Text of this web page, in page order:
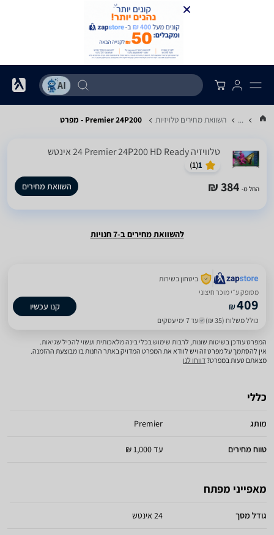
... השוואת מחירים טלויזיות Premier 24P200 - מפרט
טלוויזיה Premier 24P200 HD Ready ‏24 ‏אינטש
1
(
1
)
החל מ- 384 ₪ השוואת מחירים
להשוואת מחירים ב-7 חנויות
ביטחון בשירות
מסופק ע״י מוכר חיצוני
₪409
כולל משלוח (35 ₪) עד 7 ימי עסקים
קנו עכשיו
המפרט עודכן בשיטות שונות, לרבות שימוש בכלי בינה מלאכותית ועשוי להכיל שגיאות.
אין להסתמך על מפרט זה ויש לוודא את המפרט המדויק באתר החנות בו מבוצעת ההזמנה.
מצאתם טעות במפרט?דווחו לנו
כללי
מותג Premier
טווח מחירים עד 1,000 ₪
מאפייני מפתח
גודל מסך 24 אינטש